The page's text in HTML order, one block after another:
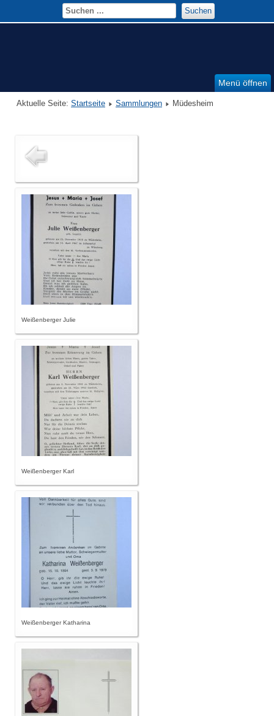
Menü öffnen
Suchen
Aktuelle Seite: Startseite Sammlungen Müdesheim
Weißenberger Julie
Weißenberger Karl
Weißenberger Katharina